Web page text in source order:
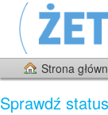
Strona
Sprawdź